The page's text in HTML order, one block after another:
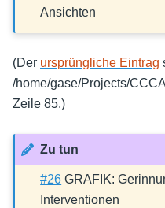
Ansichten
(Der ursprüngliche Eintrag
/home/gase/Projects/
Zeile 85.)
Zu tun
#26 GRAFIK:
Interventionen